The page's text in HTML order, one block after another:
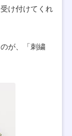
け付けてくれ
が、「刺繍